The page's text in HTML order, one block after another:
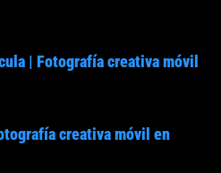
| Fotografía creativa móvil
creativa móvil en